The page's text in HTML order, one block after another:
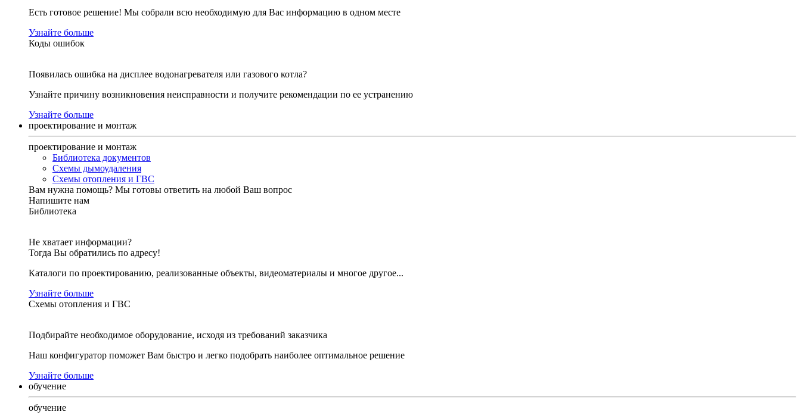
Есть готовое решение! Мы собрали всю необходимую для Вас информацию в одном месте
Узнайте больше
Коды ошибок
Появилась ошибка на дисплее водонагревателя или газового котла?
Узнайте причину возникновения неисправности и получите рекомендации по ее устранению
Узнайте больше
проектирование и монтаж
проектирование и монтаж
Библиотека документов
Схемы дымоудаления
Схемы отопления и ГВС
Вам нужна помощь? Мы готовы ответить на любой Ваш вопрос
Напишите нам
Библиотека
Не хватает информации?
Тогда Вы обратились по адресу!
Каталоги по проектированию, реализованные объекты, видеоматериалы и многое другое...
Узнайте больше
Схемы отопления и ГВС
Подбирайте необходимое оборудование, исходя из требований заказчика
Наш конфигуратор поможет Вам быстро и легко подобрать наиболее оптимальное решение
Узнайте больше
обучение
обучение